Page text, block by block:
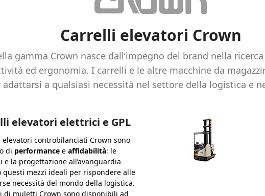
Carrelli elevatori Crown
gamma Crown nasce dall’impegno del brand nella
ed ergonomia. I carrelli e le altre macchine da
adattarsi a qualsiasi necessità nel settore della logistica e
elevatori elettrici e GPL
controbilanciati Crown sono
di performance eaffidabilità: le
e la progettazione all’avanguardia
questi mezzi ideali per rispondere alle
necessità del mondo della logistica.
di muletti Crown sono disponibili ad